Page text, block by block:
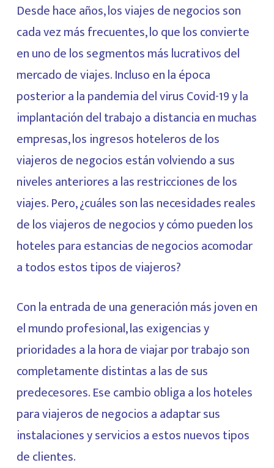
Desde hace años, los viajes de negocios son
cada vez más frecuentes, lo que los convierte
en uno de los segmentos más lucrativos del
mercado de viajes. Incluso en la época
posterior a la pandemia del virus Covid-19 y la
implantación del trabajo a distancia en muchas
empresas, los ingresos hoteleros de los
viajeros de negocios están volviendo a sus
niveles anteriores a las restricciones de los
viajes. Pero, ¿cuáles son las necesidades reales
de los viajeros de negocios y cómo pueden los
hoteles para estancias de negocios acomodar
a todos estos tipos de viajeros?
Con la entrada de una generación más joven en
el mundo profesional, las exigencias y
prioridades a la hora de viajar por trabajo son
completamente distintas a las de sus
predecesores. Ese cambio obliga a los hoteles
para viajeros de negocios a adaptar sus
instalaciones y servicios a estos nuevos tipos
de clientes.